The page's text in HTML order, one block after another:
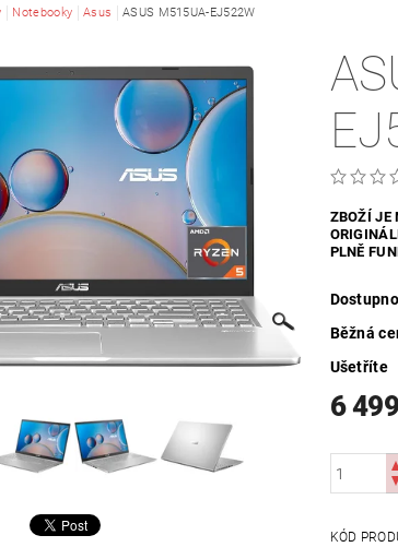
DOMÁCÍ SPOTŘEBIČE
PŘÍSLUŠENSTVÍ KANCELÁŘ KONCERTNÍ
OSOBNÍ POMŮCKY
VYHŘÍVANÝ TEXTIL ZABEZPEČOVACÍ SYSTÉMY
OBCHODNÍ PODMÍNKY KONTAKTY
Notebooky Asus ASUS M515UA-EJ522W
ZBOŽÍ JE
PLNĚ
Běžná
Ušetříte
6
KÓD